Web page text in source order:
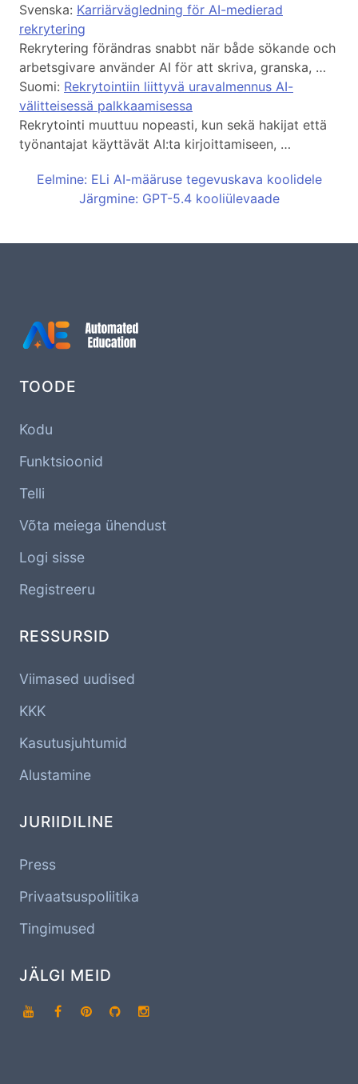
Svenska: Karriärvägledning för AI-medierad
rekrytering
Rekrytering förändras snabbt när både sökande och
arbetsgivare använder AI för att skriva, granska, …
Suomi: Rekrytointiin liittyvä uravalmennus AI-
välitteisessä palkkaamisessa
Rekrytointi muuttuu nopeasti, kun sekä hakijat että
työnantajat käyttävät AI:ta kirjoittamiseen, …
Eelmine: ELi AI-määruse tegevuskava koolidele
Järgmine: GPT-5.4 kooliülevaade
TOODE
Kodu
Funktsioonid
Telli
Võta meiega ühendust
Logi sisse
Registreeru
RESSURSID
Viimased uudised
KKK
Kasutusjuhtumid
Alustamine
JURIIDILINE
Press
Privaatsuspoliitika
Tingimused
JÄLGI MEID